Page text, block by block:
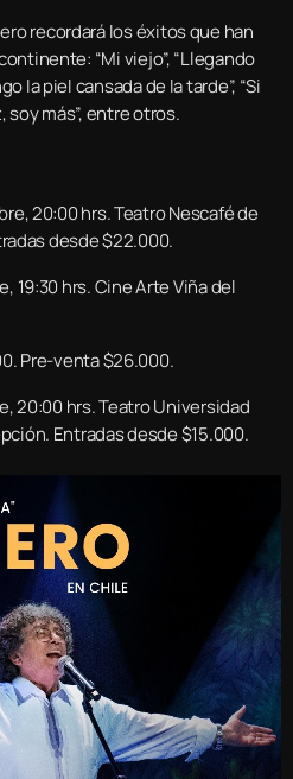
recordará los éxitos que han
“Mi viejo”, “Llegando
la piel cansada de la tarde”, “Si
soy más”, entre otros.
20:00 hrs. Teatro Nescafé de
desde $22.000.
19:30 hrs. Cine Arte Viña del
Pre-venta $26.000.
20:00 hrs. Teatro Universidad
Entradas desde $15.000.